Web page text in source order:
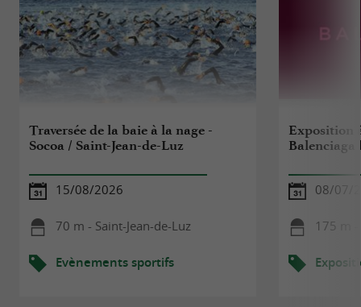
Traversée de la baie à la nage -
Socoa / Saint-Jean-de-Luz
15/08/2026
70 m - Saint-Jean-de-Luz
Evènements sportifs
Exposition
Balenciaga
08/07/
175 m -